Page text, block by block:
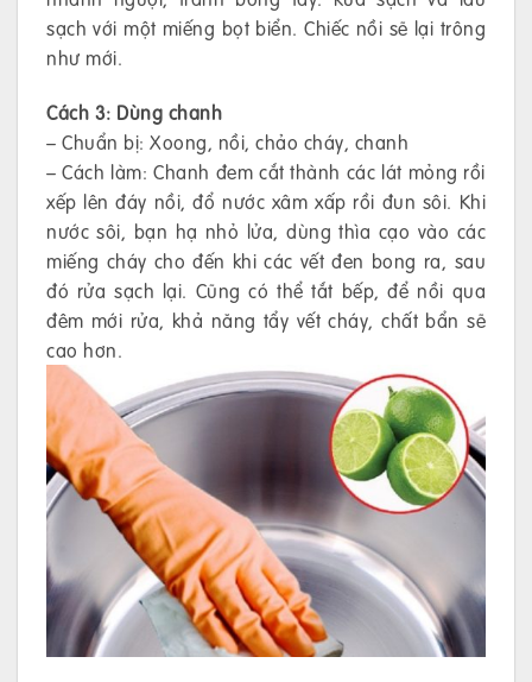
sạch với một miếng bọt biển. Chiếc nồi sẽ lại trông
như mới.
Cách 3: Dùng chanh
– Chuẩn bị: Xoong, nồi, chảo cháy, chanh
– Cách làm: Chanh đem cắt thành các lát mỏng rồi
xếp lên đáy nồi, đổ nước xâm xấp rồi đun sôi. Khi
nước sôi, bạn hạ nhỏ lửa, dùng thìa cạo vào các
miếng cháy cho đến khi các vết đen bong ra, sau
đó rửa sạch lại. Cũng có thể tắt bếp, để nồi qua
đêm mới rửa, khả năng tẩy vết cháy, chất bẩn sẽ
cao hơn.